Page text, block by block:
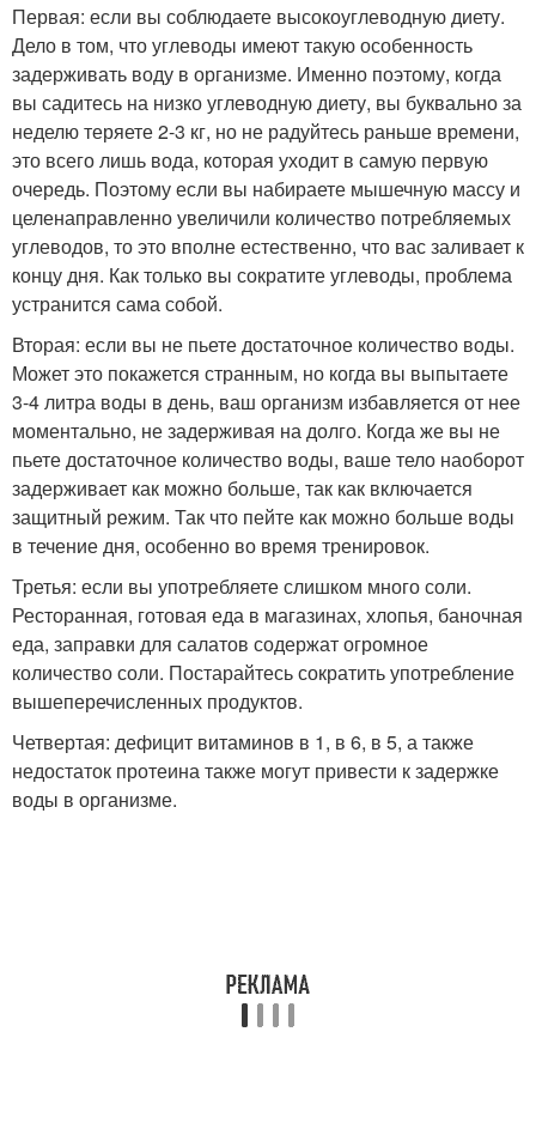
Первая: если вы соблюдаете высокоуглеводную диету.
Дело в том, что углеводы имеют такую особенность
задерживать воду в организме. Именно поэтому, когда
вы садитесь на низко углеводную диету, вы буквально за
неделю теряете 2-3 кг, но не радуйтесь раньше времени,
это всего лишь вода, которая уходит в самую первую
очередь. Поэтому если вы набираете мышечную массу и
целенаправленно увеличили количество потребляемых
углеводов, то это вполне естественно, что вас заливает к
концу дня. Как только вы сократите углеводы, проблема
устранится сама собой.
Вторая: если вы не пьете достаточное количество воды.
Может это покажется странным, но когда вы выпытаете
3-4 литра воды в день, ваш организм избавляется от нее
моментально, не задерживая на долго. Когда же вы не
пьете достаточное количество воды, ваше тело наоборот
задерживает как можно больше, так как включается
защитный режим. Так что пейте как можно больше воды
в течение дня, особенно во время тренировок.
Третья: если вы употребляете слишком много соли.
Ресторанная, готовая еда в магазинах, хлопья, баночная
еда, заправки для салатов содержат огромное
количество соли. Постарайтесь сократить употребление
вышеперечисленных продуктов.
Четвертая: дефицит витаминов в 1, в 6, в 5, а также
недостаток протеина также могут привести к задержке
воды в организме.